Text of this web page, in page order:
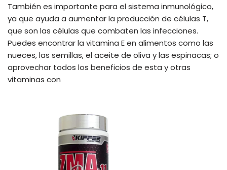
También es importante para el sistema inmunológico,
ya que ayuda a aumentar la producción de células T,
que son las células que combaten las infecciones.
Puedes encontrar la vitamina E en alimentos como las
nueces, las semillas, el aceite de oliva y las espinacas; o
aprovechar todos los beneficios de esta y otras
vitaminas con